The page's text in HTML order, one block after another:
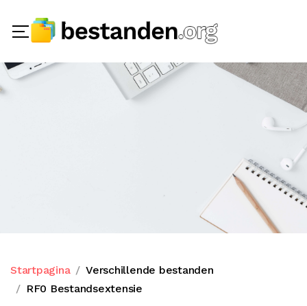
Startpagina
Verschillende bestanden
RF0 Bestandsextensie